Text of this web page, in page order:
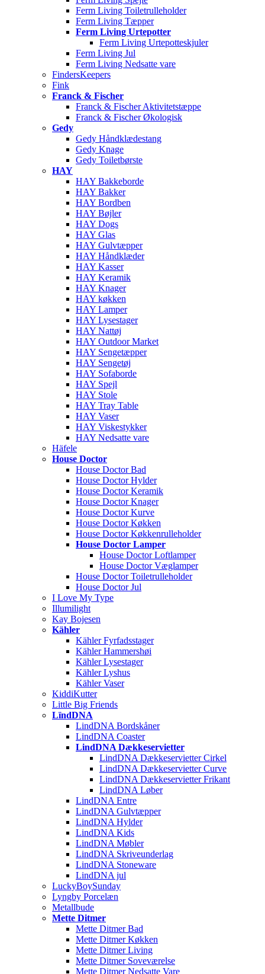
Ferm Living Toiletrulleholder
Ferm Living Tæpper
Ferm Living Urtepotter
Ferm Living Urtepotteskjuler
Ferm Living Jul
Ferm Living Nedsatte vare
FindersKeepers
Fink
Franck & Fischer
Franck & Fischer Aktivitetstæppe
Franck & Fischer Økologisk
Gedy
Gedy Håndklædestang
Gedy Knage
Gedy Toiletbørste
HAY
HAY Bakkeborde
HAY Bakker
HAY Bordben
HAY Bøjler
HAY Dogs
HAY Glas
HAY Gulvtæpper
HAY Håndklæder
HAY Kasser
HAY Keramik
HAY Knager
HAY køkken
HAY Lamper
HAY Lysestager
HAY Nattøj
HAY Outdoor Market
HAY Sengetæpper
HAY Sengetøj
HAY Sofaborde
HAY Spejl
HAY Stole
HAY Tray Table
HAY Vaser
HAY Viskestykker
HAY Nedsatte vare
Häfele
House Doctor
House Doctor Bad
House Doctor Hylder
House Doctor Keramik
House Doctor Knager
House Doctor Kurve
House Doctor Køkken
House Doctor Køkkenrulleholder
House Doctor Lamper
House Doctor Loftlamper
House Doctor Væglamper
House Doctor Toiletrulleholder
House Doctor Jul
I Love My Type
Illumilight
Kay Bojesen
Kähler
Kähler Fyrfadsstager
Kähler Hammershøi
Kähler Lysestager
Kähler Lyshus
Kähler Vaser
KiddiKutter
Little Big Friends
LïndDNA
LindDNA Bordskåner
LindDNA Coaster
LindDNA Dækkeservietter
LindDNA Dækkeservietter Cirkel
LindDNA Dækkeservietter Curve
LindDNA Dækkeservietter Frikant
LindDNA Løber
LindDNA Entre
LindDNA Gulvtæpper
LindDNA Hylder
LindDNA Kids
LindDNA Møbler
LindDNA Skriveunderlag
LindDNA Stoneware
LindDNA jul
LuckyBoySunday
Lyngby Porcelæn
Metallbude
Mette Ditmer
Mette Ditmer Bad
Mette Ditmer Køkken
Mette Ditmer Living
Mette Ditmer Soveværelse
Mette Ditmer Nedsatte Vare